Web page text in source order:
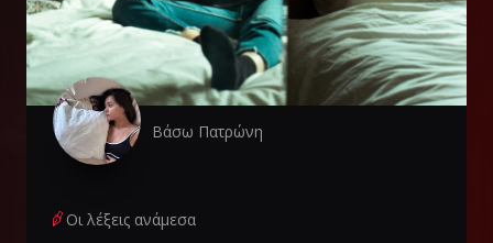
Βάσω Πατρώνη
Οι λέξεις ανάμεσα